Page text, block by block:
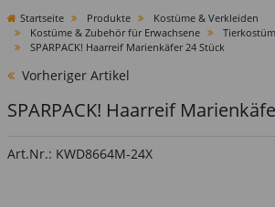
Startseite Produkte
Kostüme & Verkleiden
Kostüme & Zubehör für Erwachsene
SPARPACK! Haarreif Marienkäfer 24 Stück
Vorheriger Artikel
SPARPACK! Haarreif
Art.Nr.: KWD8664M-24X